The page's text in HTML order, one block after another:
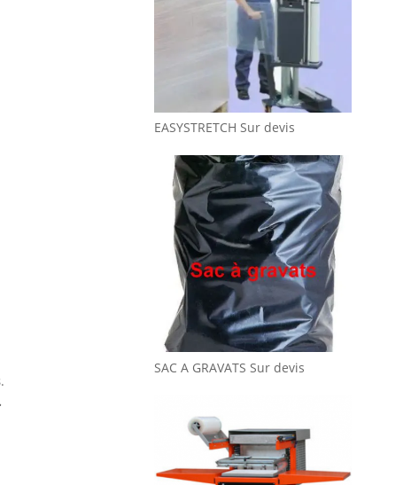
.
.
EASYSTRETCH Sur devis
SAC A GRAVATS Sur devis